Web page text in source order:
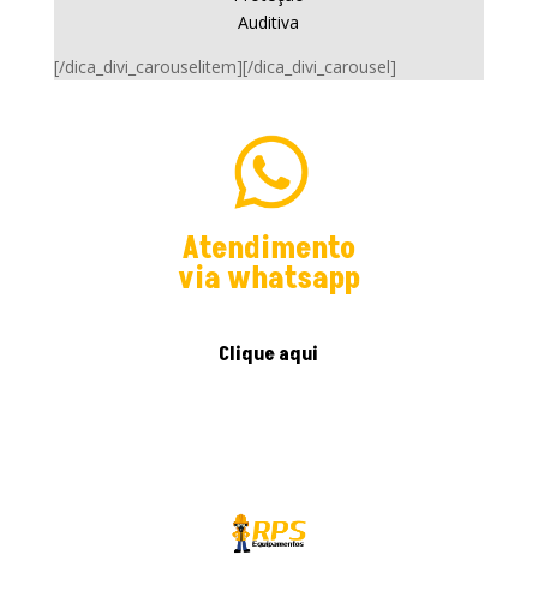
Auditiva
[/dica_divi_carouselitem][/dica_divi_carousel]
Atendimento
via whatsapp
Clique aqui